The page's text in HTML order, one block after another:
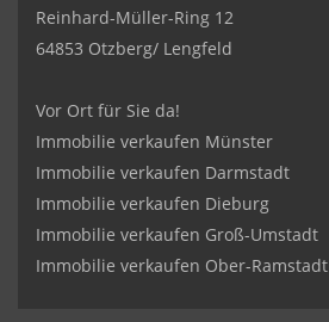
Reinhard-Müller-Ring 12
64853 Otzberg/ Lengfeld
Vor Ort für Sie da!
Immobilie verkaufen Münster
Immobilie verkaufen Darmstadt
Immobilie verkaufen Dieburg
Immobilie verkaufen Groß-Umstadt
Immobilie verkaufen Ober-Ramstadt